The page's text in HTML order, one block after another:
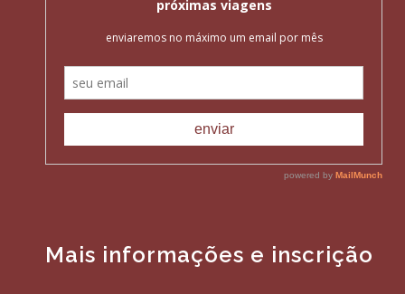
Mais informações e inscrição